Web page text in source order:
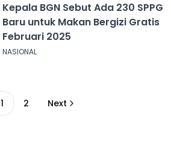
Kepala BGN Sebut Ada 230 SPPG
Baru untuk Makan Bergizi Gratis
Februari 2025
NASIONAL
1 2 Next